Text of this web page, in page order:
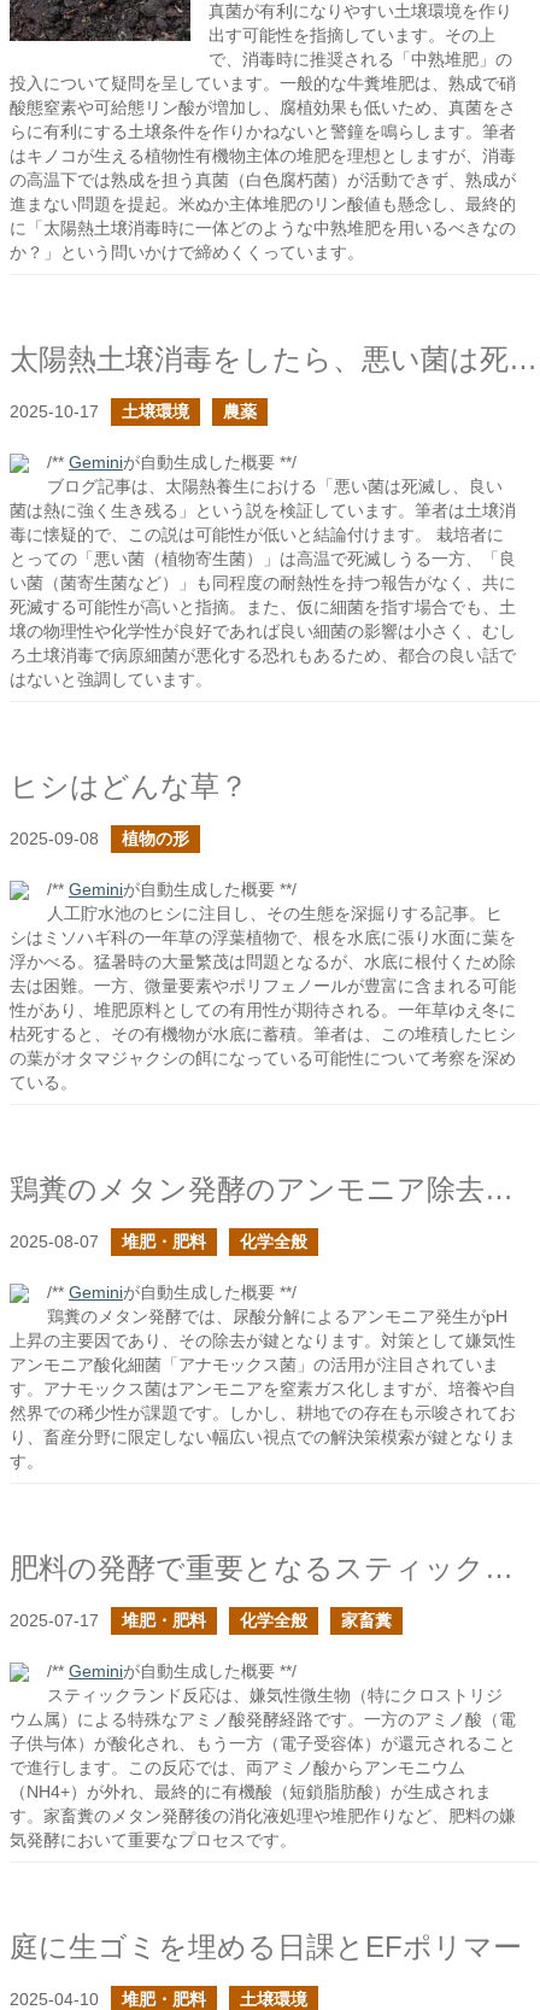
真菌が有利になりやすい土壌環境を作り
出す可能性を指摘しています。その上
で、消毒時に推奨される「中熟堆肥」の
投入について疑問を呈しています。一般的な牛糞堆肥は、熟成で硝
酸態窒素や可給態リン酸が増加し、腐植効果も低いため、真菌をさ
らに有利にする土壌条件を作りかねないと警鐘を鳴らします。筆者
はキノコが生える植物性有機物主体の堆肥を理想としますが、消毒
の高温下では熟成を担う真菌（白色腐朽菌）が活動できず、熟成が
進まない問題を提起。米ぬか主体堆肥のリン酸値も懸念し、最終的
に「太陽熱土壌消毒時に一体どのような中熟堆肥を用いるべきなの
か？」という問いかけで締めくくっています。
太陽熱土壌消毒をしたら、悪い菌は死滅し、良い菌は生き残るのか？
2025-10-17 土壌環境 農薬
/** Geminiが自動生成した概要 **/
ブログ記事は、太陽熱養生における「悪い菌は死滅し、良い
菌は熱に強く生き残る」という説を検証しています。筆者は土壌消
毒に懐疑的で、この説は可能性が低いと結論付けます。 栽培者に
とっての「悪い菌（植物寄生菌）」は高温で死滅しうる一方、「良
い菌（菌寄生菌など）」も同程度の耐熱性を持つ報告がなく、共に
死滅する可能性が高いと指摘。また、仮に細菌を指す場合でも、土
壌の物理性や化学性が良好であれば良い細菌の影響は小さく、むし
ろ土壌消毒で病原細菌が悪化する恐れもあるため、都合の良い話で
はないと強調しています。
ヒシはどんな草？
2025-09-08 植物の形
/** Geminiが自動生成した概要 **/
人工貯水池のヒシに注目し、その生態を深掘りする記事。ヒ
シはミソハギ科の一年草の浮葉植物で、根を水底に張り水面に葉を
浮かべる。猛暑時の大量繁茂は問題となるが、水底に根付くため除
去は困難。一方、微量要素やポリフェノールが豊富に含まれる可能
性があり、堆肥原料としての有用性が期待される。一年草ゆえ冬に
枯死すると、その有機物が水底に蓄積。筆者は、この堆積したヒシ
の葉がオタマジャクシの餌になっている可能性について考察を深め
ている。
鶏糞のメタン発酵のアンモニア除去技術のあれこれ
2025-08-07 堆肥・肥料 化学全般
/** Geminiが自動生成した概要 **/
鶏糞のメタン発酵では、尿酸分解によるアンモニア発生がpH
上昇の主要因であり、その除去が鍵となります。対策として嫌気性
アンモニア酸化細菌「アナモックス菌」の活用が注目されていま
す。アナモックス菌はアンモニアを窒素ガス化しますが、培養や自
然界での稀少性が課題です。しかし、耕地での存在も示唆されてお
り、畜産分野に限定しない幅広い視点での解決策模索が鍵となりま
す。
肥料の発酵で重要となるスティックランド反応
2025-07-17 堆肥・肥料 化学全般 家畜糞
/** Geminiが自動生成した概要 **/
スティックランド反応は、嫌気性微生物（特にクロストリジ
ウム属）による特殊なアミノ酸発酵経路です。一方のアミノ酸（電
子供与体）が酸化され、もう一方（電子受容体）が還元されること
で進行します。この反応では、両アミノ酸からアンモニウム
（NH4+）が外れ、最終的に有機酸（短鎖脂肪酸）が生成されま
す。家畜糞のメタン発酵後の消化液処理や堆肥作りなど、肥料の嫌
気発酵において重要なプロセスです。
庭に生ゴミを埋める日課とEFポリマー
2025-04-10 堆肥・肥料 土壌環境